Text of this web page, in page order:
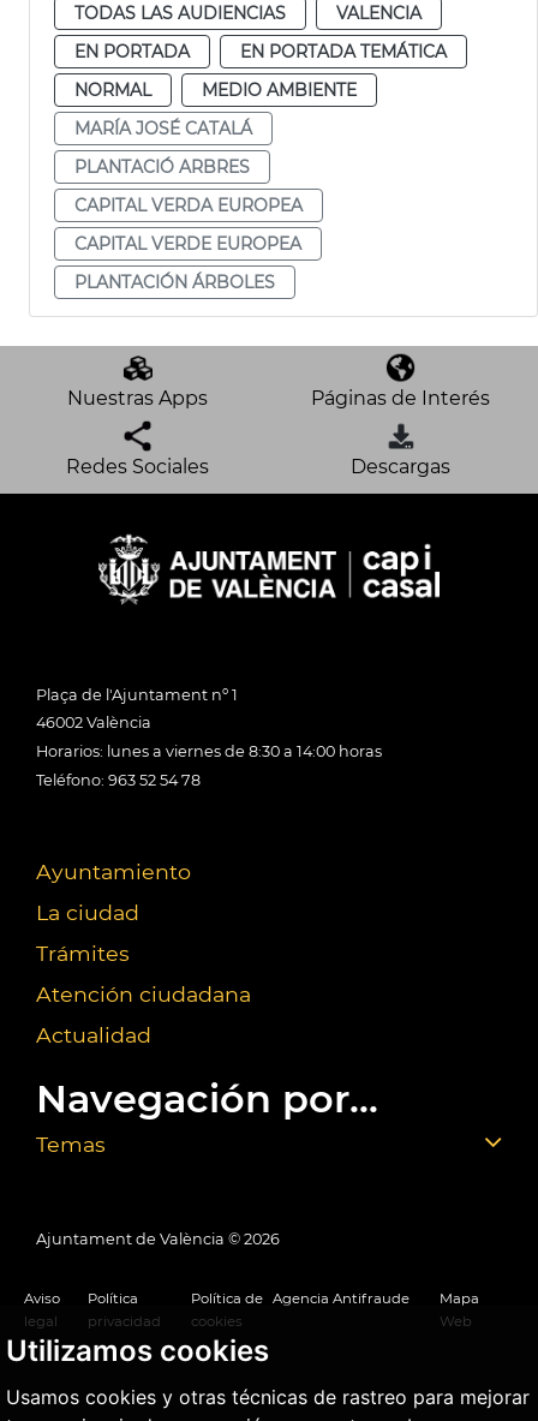
Utilizamos cookies
Usamos cookies y otras técnicas de rastreo para mejorar
TODAS LAS AUDIENCIAS
VALENCIA
EN PORTADA
EN PORTADA TEMÁTICA
NORMAL
MEDIO AMBIENTE
MARÍA JOSÉ CATALÁ
PLANTACIÓ ARBRES
CAPITAL VERDA EUROPEA
CAPITAL VERDE EUROPEA
PLANTACIÓN ÁRBOLES
Nuestras Apps Páginas de Interés
Redes Sociales Descargas
Plaça de l'Ajuntament nº 1
46002 València
Horarios: lunes a viernes de 8:30 a 14:00 horas
Teléfono: 963 52 54 78
Ayuntamiento
La ciudad
Trámites
Atención ciudadana
Actualidad
Navegación por...
Temas
Ajuntament de València © 2026
Aviso
legal
Política
privacidad
Política de
cookies
Agencia Antifraude
Mapa
Web